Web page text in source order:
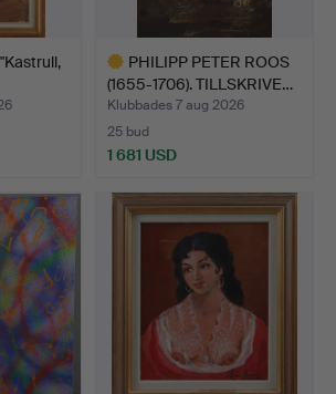
PHILIPP PETER ROOS
(1655-1706). TILLSKRIVE…
Klubbades 7 aug 2026
25 bud
1 681 USD
föremål